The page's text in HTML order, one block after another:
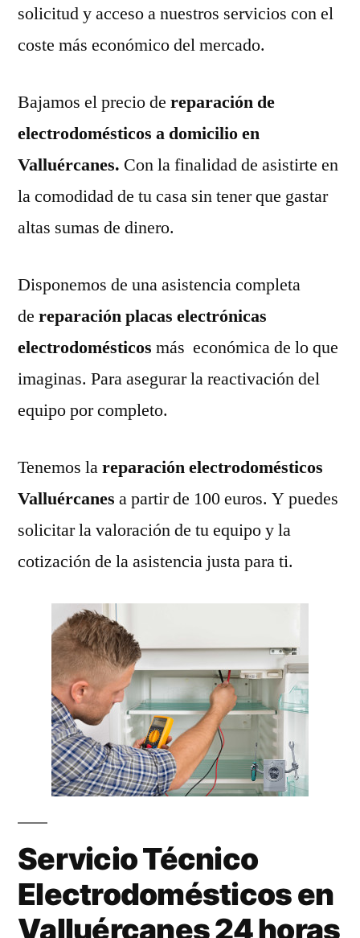
solicitud y acceso a nuestros servicios con el
coste más económico del mercado.
Bajamos el precio de reparación de
electrodomésticos a domicilio en
Valluércanes. Con la finalidad de asistirte en
la comodidad de tu casa sin tener que gastar
altas sumas de dinero.
Disponemos de una asistencia completa
de reparación placas electrónicas
electrodomésticos más económica de lo que
imaginas. Para asegurar la reactivación del
equipo por completo.
Tenemos lareparación electrodomésticos
Valluércanes a partir de 100 euros. Y puedes
solicitar la valoración de tu equipo y la
cotización de la asistencia justa para ti.
Servicio Técnico
Electrodomésticos en
Valluércanes 24 horas